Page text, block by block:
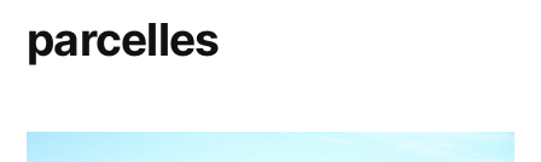
parcelles